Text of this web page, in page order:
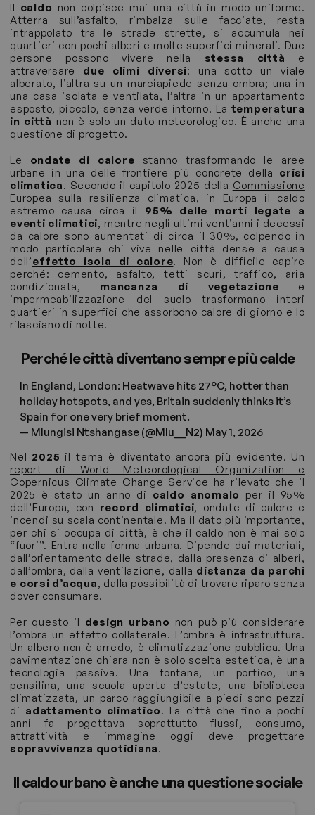
Il caldo non colpisce mai una città in modo uniforme.
Atterra sull’asfalto, rimbalza sulle facciate, resta
intrappolato tra le strade strette, si accumula nei
quartieri con pochi alberi e molte superfici minerali. Due
persone possono vivere nella stessa città e
attraversare due climi diversi: una sotto un viale
alberato, l’altra su un marciapiede senza ombra; una in
una casa isolata e ventilata, l’altra in un appartamento
esposto, piccolo, senza verde intorno. La temperatura
in città non è solo un dato meteorologico. È anche una
questione di progetto.
Le ondate di calore stanno trasformando le aree
urbane in una delle frontiere più concrete della crisi
climatica. Secondo il capitolo 2025 della Commissione
Europea sulla resilienza climatica, in Europa il caldo
estremo causa circa il
95% delle morti legate a
eventi climatici, mentre negli ultimi vent’anni i decessi
da calore sono aumentati di circa il 30%, colpendo in
modo particolare chi vive nelle città dense a causa
dell’effetto isola di calore. Non è difficile capire
perché: cemento, asfalto, tetti scuri, traffico, aria
condizionata, mancanza di vegetazione e
impermeabilizzazione del suolo trasformano interi
quartieri in superfici che assorbono calore di giorno e lo
rilasciano di notte.
Perché le città diventano sempre più calde
In England, London: Heatwave hits 27°C, hotter than
holiday hotspots, and yes, Britain suddenly thinks it’s
Spain for one very brief moment.
— Mlungisi Ntshangase (@Mlu__N2) May 1, 2026
Nel 2025 il tema è diventato ancora più evidente. Un
report di World Meteorological Organization e
Copernicus Climate Change Service ha rilevato che il
2025 è stato un anno di caldo anomalo per il 95%
dell’Europa, con record climatici, ondate di calore e
incendi su scala continentale. Ma il dato più importante,
per chi si occupa di città, è che il caldo non è mai solo
“fuori”. Entra nella forma urbana. Dipende dai materiali,
dall’orientamento delle strade, dalla presenza di alberi,
dall’ombra, dalla ventilazione, dalla distanza da parchi
e corsi d’acqua, dalla possibilità di trovare riparo senza
dover consumare.
Per questo il design urbano non può più considerare
l’ombra un effetto collaterale. L’ombra è infrastruttura.
Un albero non è arredo, è climatizzazione pubblica. Una
pavimentazione chiara non è solo scelta estetica, è una
tecnologia passiva. Una fontana, un portico, una
pensilina, una scuola aperta d’estate, una biblioteca
climatizzata, un parco raggiungibile a piedi sono pezzi
di adattamento climatico. La città che fino a pochi
anni fa progettava soprattutto flussi, consumo,
attrattività e immagine oggi deve progettare
sopravvivenza quotidiana.
Il caldo urbano è anche una questione sociale